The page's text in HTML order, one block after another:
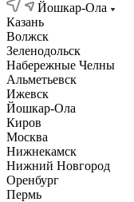
Йошкар-Ола
Казань
Волжск
Зеленодольск
Набережные Челны
Альметьевск
Ижевск
Йошкар-Ола
Киров
Москва
Нижнекамск
Нижний Новгород
Оренбург
Пермь